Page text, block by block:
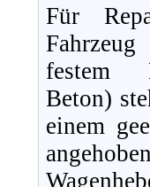
Für
festem
Beton)
einem